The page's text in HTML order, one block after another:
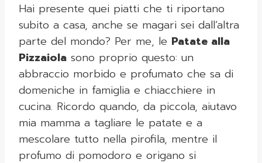
Hai presente quei piatti che ti riportano
subito a casa, anche se magari sei dall’altra
parte del mondo? Per me, le Patate alla
Pizzaiola sono proprio questo: un
abbraccio morbido e profumato che sa di
domeniche in famiglia e chiacchiere in
cucina. Ricordo quando, da piccola, aiutavo
mia mamma a tagliare le patate e a
mescolare tutto nella pirofila, mentre il
profumo di pomodoro e origano si